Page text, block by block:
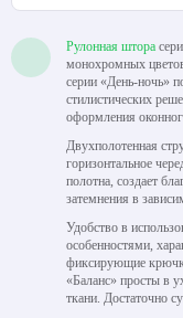
Рулонная штора
монохромных
серии «День-ночь»
стилистических
оформления
Двухполотенная
горизонтальное
полотна, создает
затемнения в
Удобство в
особенностями,
фиксирующие
«Баланс» просты в
ткани. Достаточно